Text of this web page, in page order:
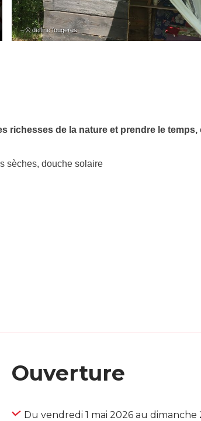
– © delfine fougeres
richesses de la nature et prendre le temps,
sèches, douche solaire
Ouverture
Du vendredi 1 mai 2026 au dimanche